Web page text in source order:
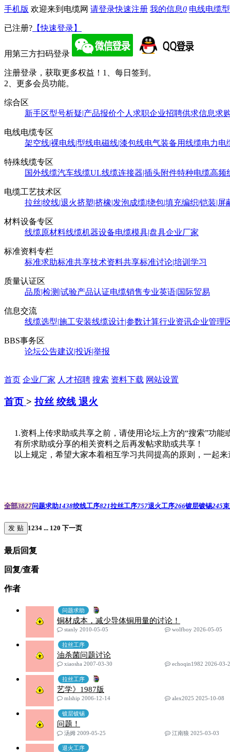
手机版 欢迎来到电缆网 请登录快速注册 我的信息0 电线电缆
已注册? 【快速登录】
用第三方扫码登录
注册登录，获取更多权益！ 1、每日签到。
2、更多会员功能。
综合区
新手区型号析疑|产品报价个人求职企业招聘供求信息求
电线电缆专区
架空线|裸电线|型线电磁线|漆包线电气装备用线缆电力电
特殊线缆专区
国外线缆汽车线缆UL线缆连接器|插头附件特种电缆高频
电缆工艺技术区
拉丝|绞线|退火挤塑|挤橡|发泡成缆|绕包|填充编织|铠装|屏
材料设备专区
线缆原材料线缆机器设备电缆模具|盘具企业厂家
标准资料专栏
标准求助标准共享技术资料共享标准讨论|培训学习
质量认证区
品质|检测|试验产品认证电缆销售专业英语|国际贸易
信息交流
线缆选型|施工安装线缆设计|参数计算行业资讯企业管理
BBS事务区
论坛公告建议|投诉|举报
首页 企业厂家 人才招聘 搜索 资料下载 网站设置
首页 > 拉丝 绞线 退火
1.资料上传求助或共享之前，请使用论坛上方的“搜索”功能
有所求助或分享的相关资料之后再发帖求助或共享！
以上规定，希望大家本着相互学习共同提高的原则，一起来
全部3827问题求助1438绞线工序821拉丝工序757退火工序266镀层镀锡245
发 贴 1234 ... 120 下一页
最后回复
回复/查看
作者
问题求助
铜材成本，减少导体铜用量的讨论！
stanly 2010-05-05
wolfboy 2026-05-05
拉丝工序
油杀菌问题讨论
xiaosha 2007-03-30
echoqin1982 2026-03-
拉丝工序
艺学》1987版
mlship 2006-12-14
alex2025 2025-10-08
镀层镀锡
问题！
汤姆 2009-05-25
江南狼 2025-03-03
退火工序